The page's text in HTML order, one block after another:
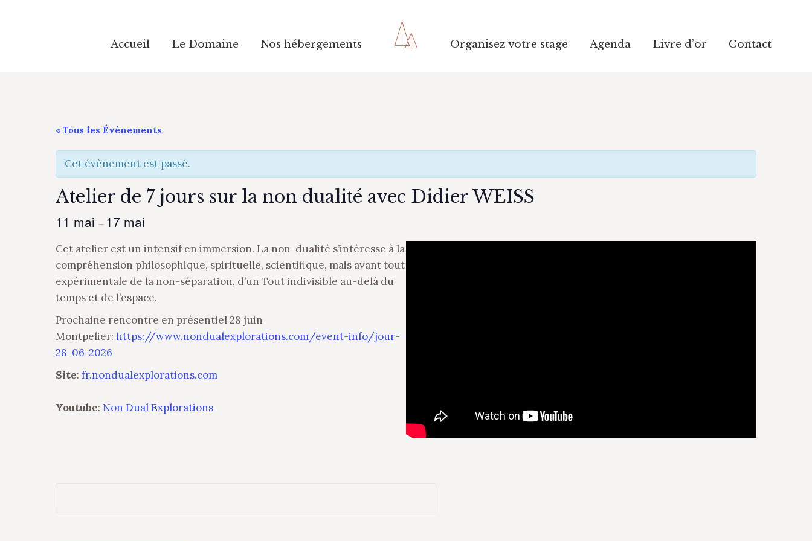
Accueil Le Domaine Nos hébergements Organisez votre stage Agenda Livre d’or Contact
« Tous les Évènements
Cet évènement est passé.
Atelier de 7 jours sur la non dualité avec Didier WEISS
11 mai – 17 mai
Cet atelier est un intensif en immersion. La non-dualité s’intéresse à la
compréhension philosophique, spirituelle, scientifique, mais avant tout
expérimentale de la non-séparation, d’un Tout indivisible au-delà du
temps et de l’espace.
Prochaine rencontre en présentiel 28 juin
Montpelier: https://www.nondualexplorations.com/event-info/jour-
28-06-2026
Site: fr.nondualexplorations.com
Youtube: Non Dual Explorations
Accueil Le Domaine Nos hébergements Organisez votre stage Agenda Livre d’or Contact